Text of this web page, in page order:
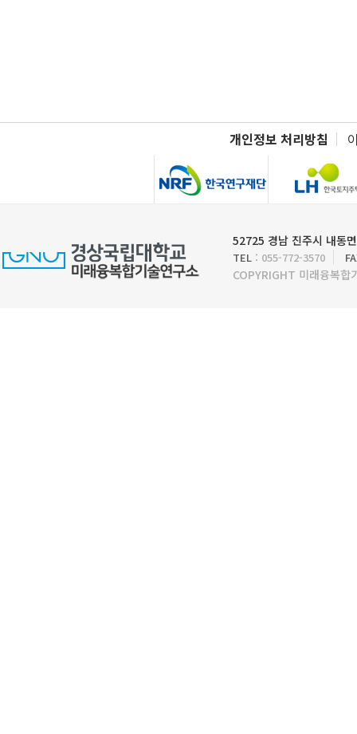
개인정보 처리방침
52725 경남 진주시 내동
TEL : 055-772-3570
COPYRIGHT 미래융복